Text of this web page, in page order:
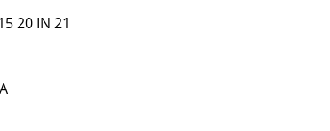
20 IN 21